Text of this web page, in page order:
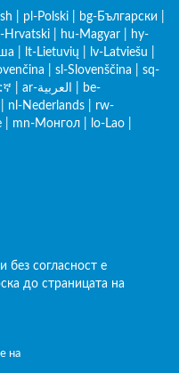
pl-Polski bg-Български
Hrvatski hu-Magyar
hy-
lt-Lietuvių lv-Latviešu
sl-Slovenščina
sq-
ar-العربية
be-
nl-Nederlands
rw-
mn-Монгол lo-Lao
без согласност е
до страницата на
на